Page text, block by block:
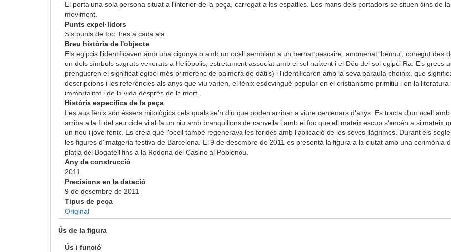
El porta una sola persona situat a l'interior de la peça, carregat a les espatlles. Les mans dels portadors se situen dins de
moviment.
Punts expel·lidors
Sis punts de foc: tres a cada ala.
Breu història de l'objecte
Els egipcis l'identificaven amb una cigonya o amb un ocell semblant a un bernat pescaire, anomenat ‘bennu’, conegut des
un dels símbols sagrats venerats a Heliòpolis, estretament associat amb el sol naixent i el Déu del sol egipci Ra. Els grecs
prengueren el significat egipci més primerenc de palmera de dàtils) i l'identificaren amb la seva paraula phoinix, que
descripcions i les referències als anys que viu varien, el fènix esdevingué popular en el cristianisme primitiu i en la
immortalitat i de la vida després de la mort.
Història específica de la peça
Les aus fènix són éssers mitològics dels quals se'n diu que poden arribar a viure centenars d'anys. Es tracta d'un ocell
arriba a la fi del seu cicle vital fa un niu amb branquillons de canyella i amb el foc que ell mateix escup s'encén a si mateix
un nou i jove fènix. Es creia que l'ocell també regenerava les ferides amb l'aplicació de les seves llàgrimes. Durant els
les figures d'imatgeria festiva de Barcelona. El 9 de desembre de 2011 es presentà la figura a la ciutat amb una cerimònia
platja del Bogatell fins a la Rodona del Casino al Poblenou.
Any de construcció
2011
Precisions en la datació
9 de desembre de 2011
Tipus de peça
Original
Ús de la figura
Ús i funció